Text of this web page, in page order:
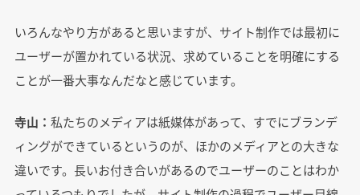
いろんなやり方があると思いますが、サイト制作では最初に
ユーザーが置かれている状況、求めていることを明確にする
ことが一番大事なんだなと感じています。
寺山： 私たちのメディアは紙媒体があって、すでにブランデ
ィングができているというのが、ほかのメディアとの大きな
違いです。長いお付き合いがあるのでユーザーのことはわか